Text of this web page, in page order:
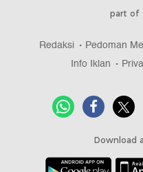
part of
Redaksi Pedoman
Info Iklan
Download